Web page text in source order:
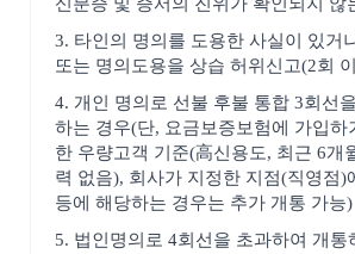
3. 타인의 명의를 도용한 사실이 있거
또는 명의도용을 상습 허위신고(2회
4. 개인 명의로 선불 후불 통합 3회선
하는 경우(단, 요금보증보험에 가입하
한 우량고객 기준(高신용도, 최근 6개
력 없음), 회사가 지정한 지점(직영점)
등에 해당하는 경우는 추가 개통 가능)
5. 법인명의로 4회선을 초과하여 개통